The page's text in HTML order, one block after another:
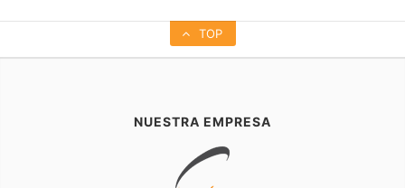
TOP
NUESTRA EMPRESA